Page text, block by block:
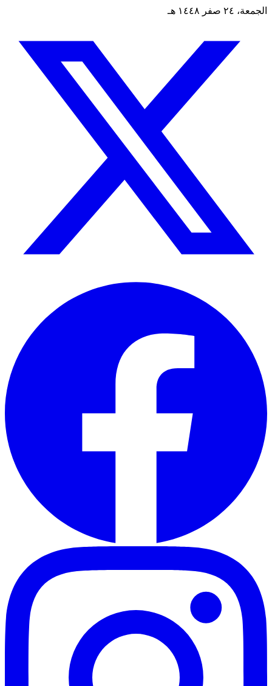
الجمعة، ٢٤ صفر ١٤٤٨ هـ